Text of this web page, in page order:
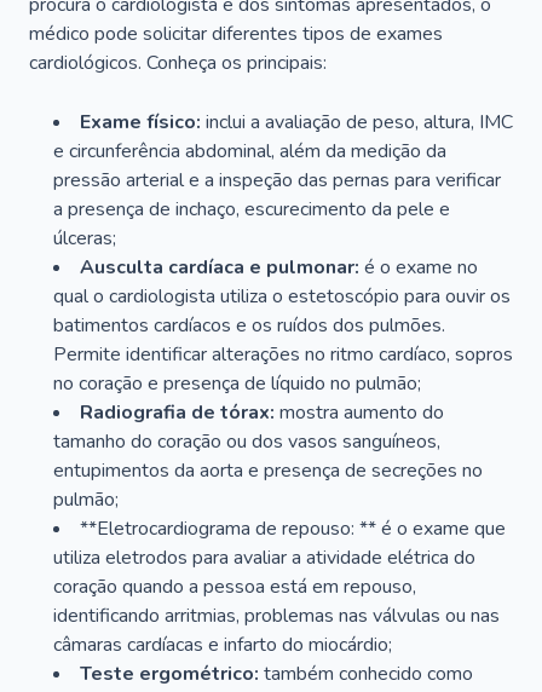
médico pode solicitar diferentes tipos de exames
cardiológicos. Conheça os principais:
Exame físico: inclui a avaliação de peso, altura, IMC
e circunferência abdominal, além da medição da
pressão arterial e a inspeção das pernas para verificar
a presença de inchaço, escurecimento da pele e
úlceras;
Ausculta cardíaca e pulmonar: é o exame no
qual o cardiologista utiliza o estetoscópio para ouvir os
batimentos cardíacos e os ruídos dos pulmões.
Permite identificar alterações no ritmo cardíaco, sopros
no coração e presença de líquido no pulmão;
Radiografia de tórax: mostra aumento do
tamanho do coração ou dos vasos sanguíneos,
entupimentos da aorta e presença de secreções no
pulmão;
**Eletrocardiograma de repouso: ** é o exame que
utiliza eletrodos para avaliar a atividade elétrica do
coração quando a pessoa está em repouso,
identificando arritmias, problemas nas válvulas ou nas
câmaras cardíacas e infarto do miocárdio;
Teste ergométrico: também conhecido como